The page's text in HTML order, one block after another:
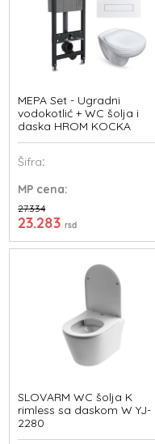
MEPA Set - Ugradni
vodokotlić + WC šolja i
daska HROM KOCKA
Šifra:
MP cena:
27.334
23.283rsd
SLOVARM WC šolja K
rimless sa daskom W YJ-
2280